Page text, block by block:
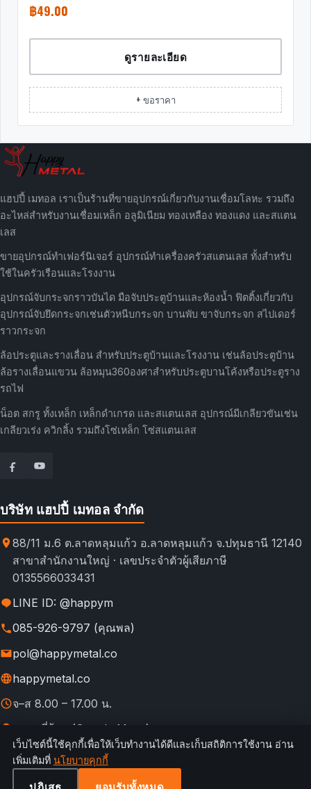
฿49.00
ดูรายละเอียด
+ ขอราคา
แฮปปี้ เมทอล เราเป็นร้านที่ขายอุปกรณ์เกี่ยวกับงานเชื่อมโลหะ รวมถึง
อะไหล่สำหรับงานเชื่อมเหล็ก อลูมิเนียม ทองเหลือง ทองแดง และสแตน
เลส
ขายอุปกรณ์ทำเฟอร์นิเจอร์ อุปกรณ์ทำเครื่องครัวสแตนเลส ทั้งสำหรับ
ใช้ในครัวเรือนและโรงงาน
อุปกรณ์จับกระจกราวบันได มือจับประตูบ้านและห้องน้ำ ฟิตติ้งเกี่ยวกับ
อุปกรณ์จับยึดกระจกเช่นตัวหนีบกระจก บานพับ ขาจับกระจก สไปเดอร์
ราวกระจก
ล้อประตูและรางเลื่อน สำหรับประตูบ้านและโรงงาน เช่นล้อประตูบ้าน
ล้อรางเลื่อนแขวน ล้อหมุน360องศาสำหรับประตูบานโค้งหรือประตูราง
รถไฟ
น็อต สกรู ทั้งเหล็ก เหล็กดำเกรด และสแตนเลส อุปกรณ์มีเกลียวขันเช่น
เกลียวเร่ง ควิกลิ้ง รวมถึงโซ่เหล็ก โซ่สแตนเลส
บริษัท แฮปปี้ เมทอล จำกัด
88/11 ม.6 ต.ลาดหลุมแก้ว อ.ลาดหลุมแก้ว จ.ปทุมธานี 12140
สาขาสำนักงานใหญ่ · เลขประจำตัวผู้เสียภาษี
0135566033431
LINE ID: @happym
085-926-9797 (คุณพล)
pol@happymetal.co
happymetal.co
จ–ส 8.00 – 17.00 น.
ดูแผนที่ร้าน (Google Maps)
© 2026 happymetal.co. All rights reserved.
กฎการใช้งาน &
เป็นส่วนตัว
เว็บไซต์นี้ใช้คุกกี้เพื่อให้เว็บทำงานได้ดีและเก็บสถิติการใช้งาน อ่าน
เพิ่มเติมที่ นโยบายคุกกี้